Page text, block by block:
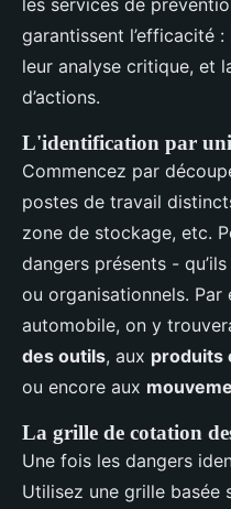
garantissent l’efficacité
leur analyse critique, et
d’actions.
L'identification par
Commencez par
postes de travail
zone de stockage, etc.
dangers présents -
ou organisationnels. Par
automobile, on y
des outils, aux produits
ou encore aux
La grille de cotation
Une fois les dangers
Utilisez une grille basée